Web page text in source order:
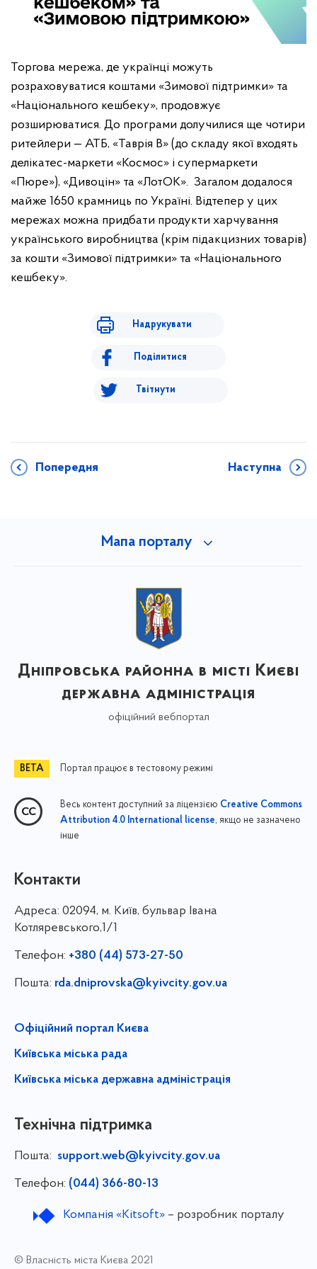
Торгова мережа, де українці можуть
розраховуватися коштами «Зимової підтримки» та
«Національного кешбеку», продовжує
розширюватися. До програми долучилися ще чотири
ритейлери — АТБ, «Таврія В» (до складу якої входять
делікатес-маркети «Космос» і супермаркети
«Пюре»), «Дивоцін» та «ЛотОК». Загалом додалося
майже 1650 крамниць по Україні. Відтепер у цих
мережах можна придбати продукти харчування
українського виробництва (крім підакцизних товарів)
за кошти «Зимової підтримки» та «Національного
кешбеку».
Надрукувати
Поділитися
Твітнути
Попередня Наступна
Мапа порталу
Дніпровська районна в місті Києві
державна адміністрація
офіційний вебпортал
Портал працює в тестовому режимі
Весь контент доступний за ліцензією Creative Commons
Attribution 4.0 International license, якщо не зазначено
інше
Контакти
Адреса: 02094, м. Київ, бульвар Івана
Котляревського,1/1
Телефон: +380 (44) 573-27-50
Пошта: rda.dniprovska@kyivcity.gov.ua
Офіційний портал Києва
Київська міська рада
Київська міська державна адміністрація
Технічна підтримка
Пошта: support.web@kyivcity.gov.ua
Телефон: (044) 366-80-13
Компанія «Kitsoft»– розробник порталу
© Власність міста Києва 2021